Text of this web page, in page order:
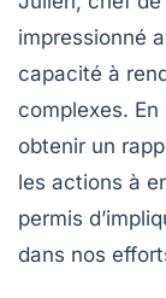
impressionné
capacité à
complexes.
obtenir un
les actions à
permis
dans nos